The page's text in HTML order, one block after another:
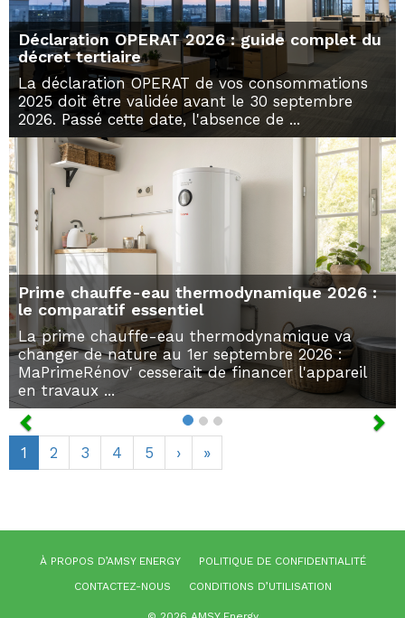
Déclaration OPERAT 2026 : guide complet du
décret tertiaire
La déclaration OPERAT de vos consommations
2025 doit être validée avant le 30 septembre
2026. Passé cette date, l'absence de ...
Prime chauffe-eau thermodynamique 2026 :
le comparatif essentiel
La prime chauffe-eau thermodynamique va
changer de nature au 1er septembre 2026 :
MaPrimeRénov' cesserait de financer l'appareil
en travaux ...
1 2 3 4 5 › »
À PROPOS D’AMSY ENERGY
POLITIQUE DE CONFIDENTIALITÉ
CONTACTEZ-NOUS
CONDITIONS D’UTILISATION